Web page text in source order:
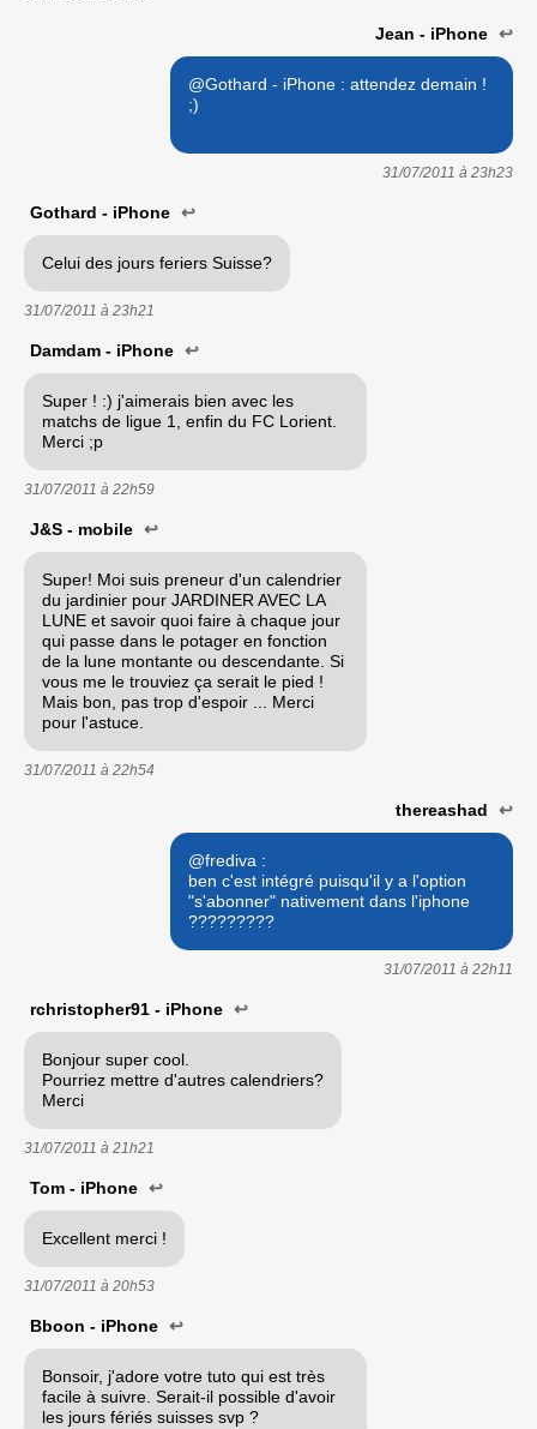
Jean - iPhone ↩
@Gothard - iPhone : attendez demain !
;)
31/07/2011 à 23h23
Gothard - iPhone ↩
Celui des jours feriers Suisse?
31/07/2011 à 23h21
Damdam - iPhone ↩
Super ! :) j'aimerais bien avec les
matchs de ligue 1, enfin du FC Lorient.
Merci ;p
31/07/2011 à 22h59
J&S - mobile ↩
Super! Moi suis preneur d'un calendrier
du jardinier pour JARDINER AVEC LA
LUNE et savoir quoi faire à chaque jour
qui passe dans le potager en fonction
de la lune montante ou descendante. Si
vous me le trouviez ça serait le pied !
Mais bon, pas trop d'espoir ... Merci
pour l'astuce.
31/07/2011 à 22h54
thereashad ↩
@frediva :
ben c'est intégré puisqu'il y a l'option
"s'abonner" nativement dans l'iphone
?????????
31/07/2011 à 22h11
rchristopher91 - iPhone ↩
Bonjour super cool.
Pourriez mettre d'autres calendriers?
Merci
31/07/2011 à 21h21
Tom - iPhone ↩
Excellent merci !
31/07/2011 à 20h53
Bboon - iPhone ↩
Bonsoir, j'adore votre tuto qui est très
facile à suivre. Serait-il possible d'avoir
les jours fériés suisses svp ?